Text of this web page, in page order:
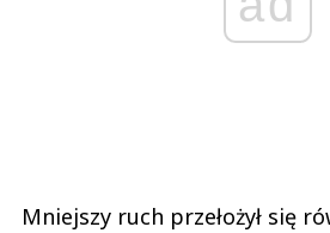
Mniejszy ruch przełożył się